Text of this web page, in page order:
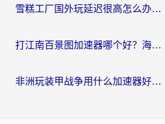
雪糕工厂国外玩延迟很高怎么办？海外玩家国服游戏加速终极攻略（附实测推荐）
打江南百景图加速器哪个好？海外党踩坑N次后，终于找到不卡的秘诀
非洲玩装甲战争用什么加速器好？海外党亲测有效的国服游戏加速方案